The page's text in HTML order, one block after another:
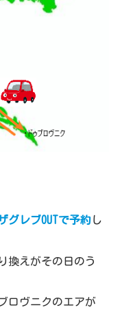
グレブOUTで予約し
換えがその日のう
ロヴニクのエアが